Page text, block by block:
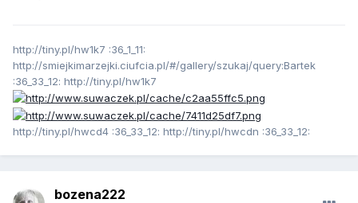
http://tiny.pl/hw1k7 :36_1_11:
http://smiejkimarzejki.ciufcia.pl/#/gallery/szukaj/query:Bartek
:36_33_12: http://tiny.pl/hw1k7
http://tiny.pl/hwcd4 :36_33_12: http://tiny.pl/hwcdn :36_33_12:
bozena222